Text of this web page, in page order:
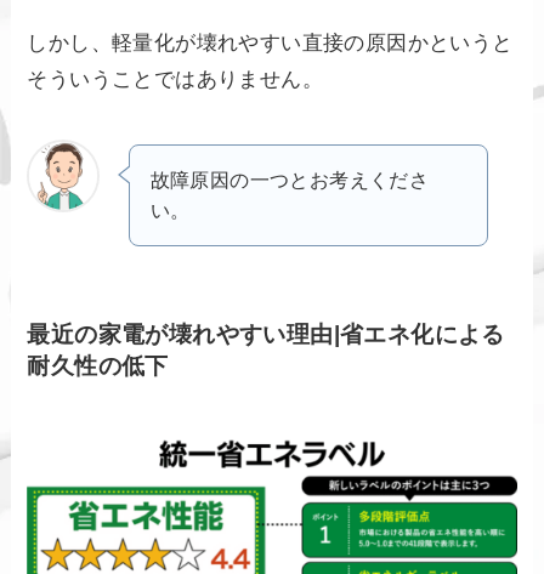
しかし、軽量化が壊れやすい直接の原因かというと
そういうことではありません。
故障原因の一つとお考えくださ
い。
最近の家電が壊れやすい理由|省エネ化による
耐久性の低下